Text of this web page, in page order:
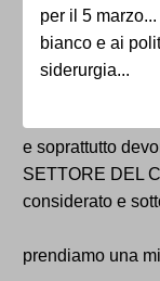
per il 5
bianco e ai
siderurgia...
e soprattutto
SETTORE DEL
considerato e
prendiamo una